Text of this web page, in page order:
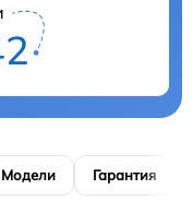
Модели Гарантия